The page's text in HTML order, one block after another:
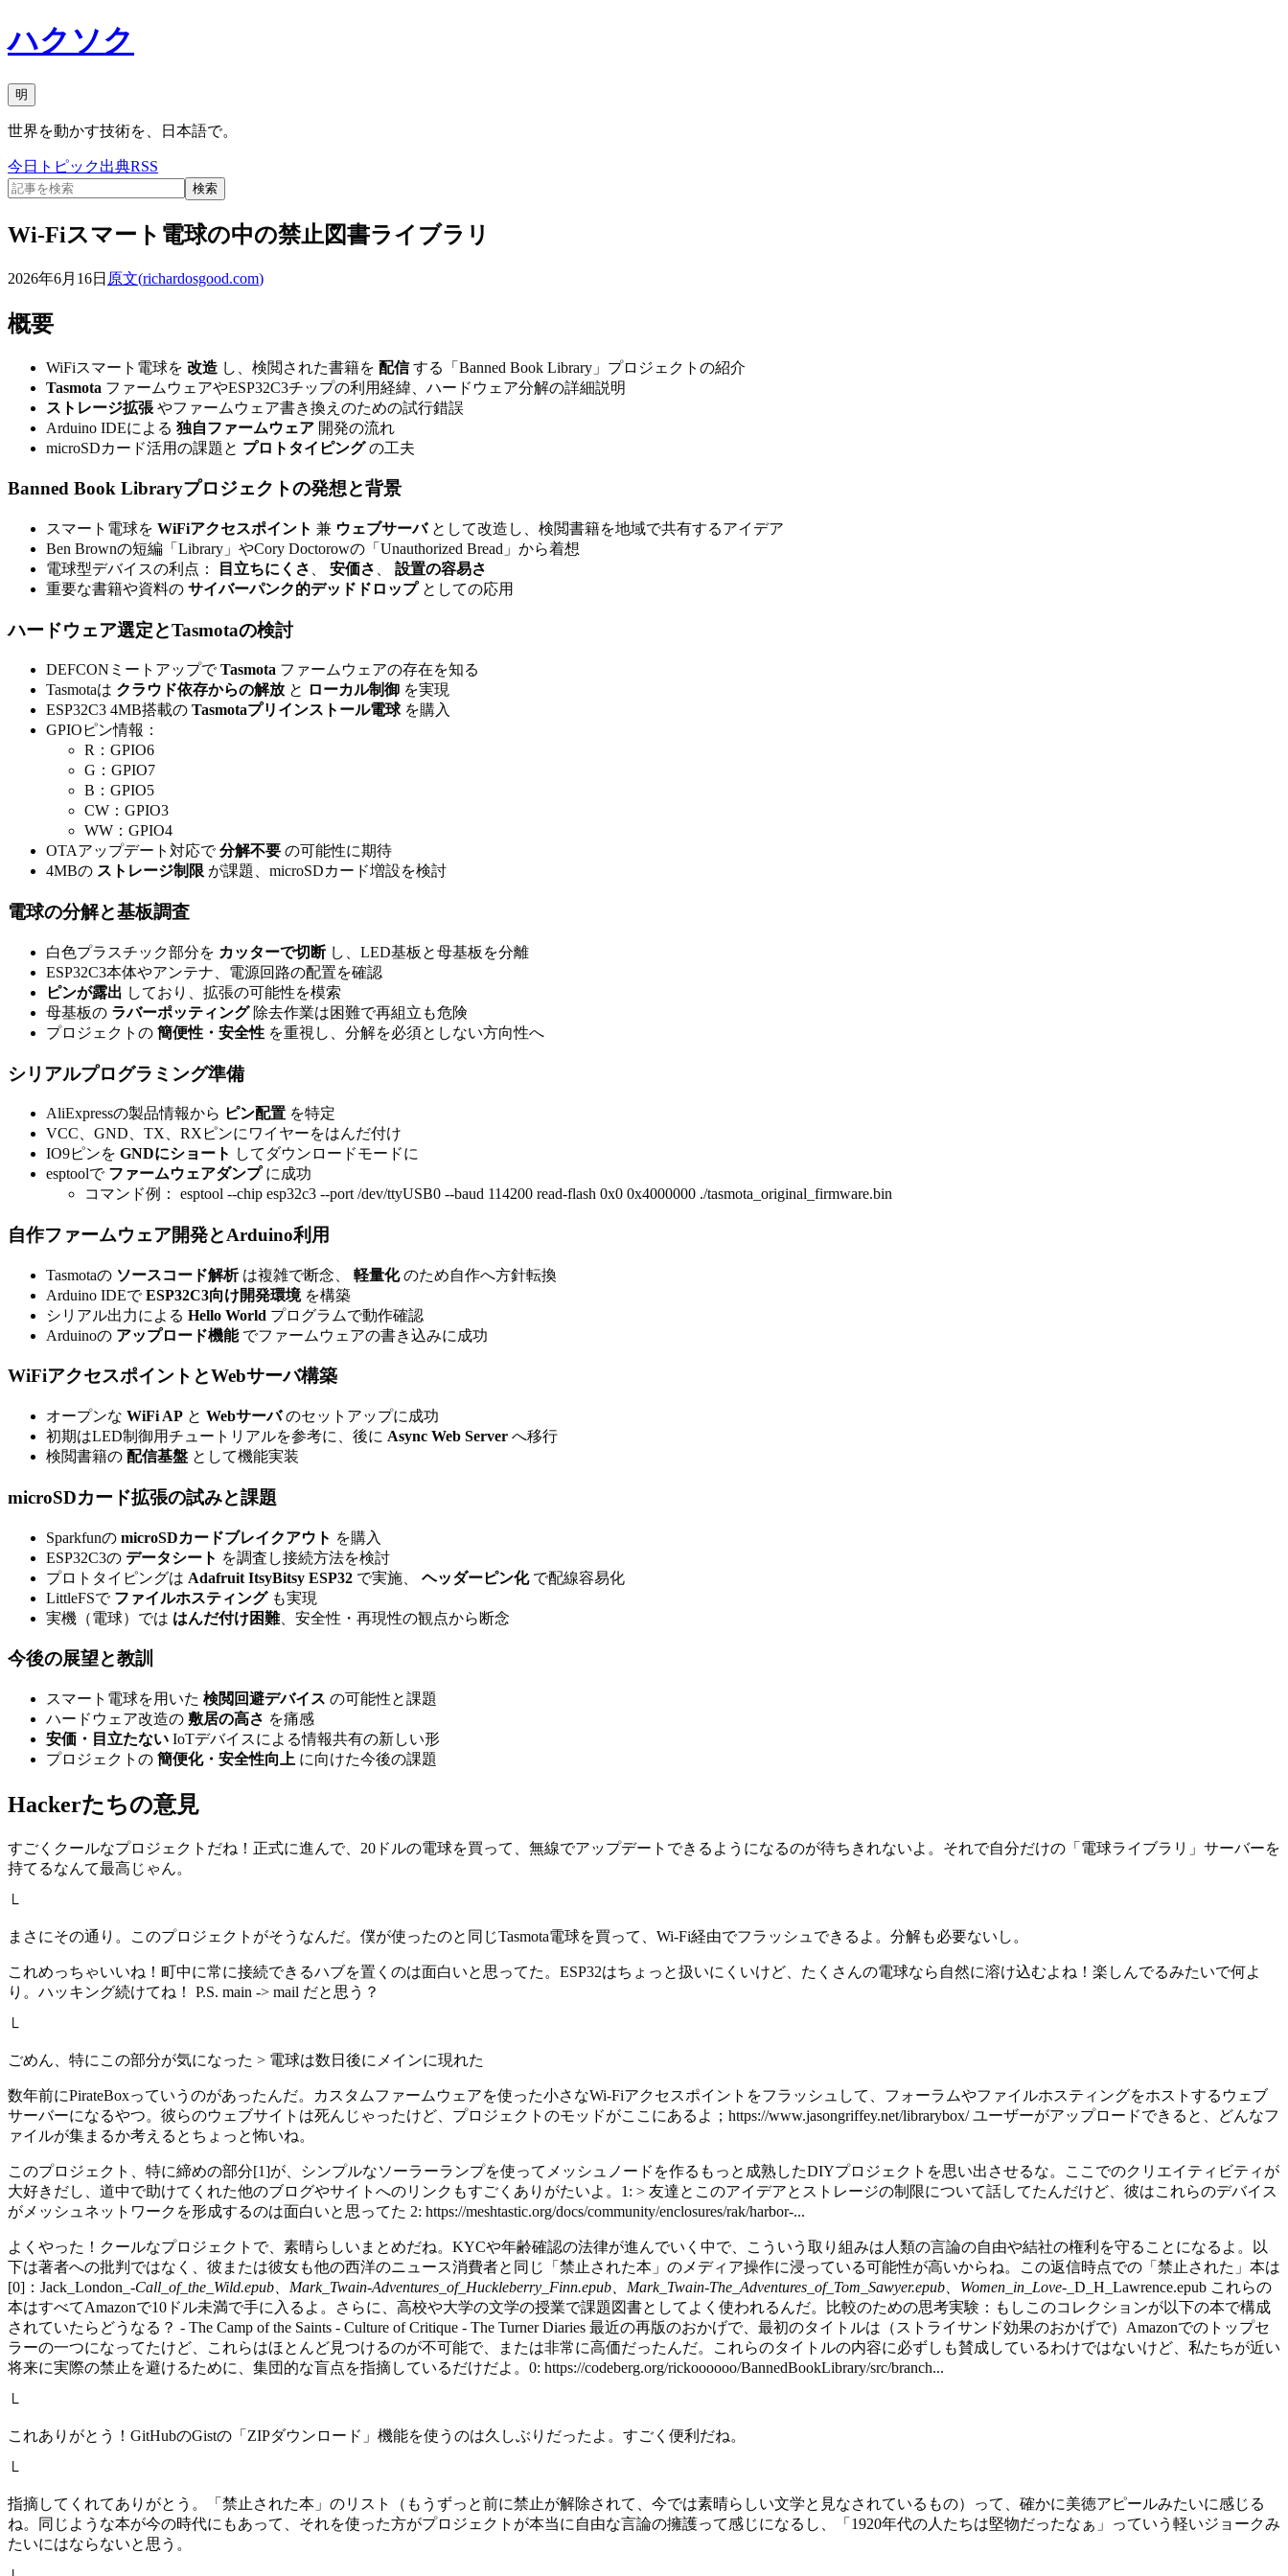
ハクソク
明
世界を動かす技術を、日本語で。
今日 トピック出典RSS
検索
Wi-Fiスマート電球の中の禁止図書ライブラリ
2026年6月16日 原文(richardosgood.com)
概要
WiFiスマート電球を 改造 し、検閲された書籍を 配信する「Banned Book Library」プロジェクトの紹介
Tasmota ファームウェアやESP32C3チップの利用経緯、ハードウェア分解の詳細説明
ストレージ拡張 やファームウェア書き換えのための試行錯誤
Arduino IDEによる 独自ファームウェア 開発の流れ
microSDカード活用の課題と プロトタイピングの工夫
Banned Book Libraryプロジェクトの発想と背景
スマート電球を WiFiアクセスポイント 兼 ウェブサーバとして改造し、検閲書籍を地域で共有するアイデア
Ben Brownの短編「Library」やCory Doctorowの「Unauthorized Bread」から着想
電球型デバイスの利点：
目立ちにくさ 安価さ
設置の容易さ
重要な書籍や資料の サイバーパンク的デッドドロップとしての応用
ハードウェア選定とTasmotaの検討
DEFCONミートアップでTasmota ファームウェアの存在を知る
Tasmotaは クラウド依存からの解放 と ローカル制御 を実現
ESP32C3 4MB搭載の Tasmotaプリインストール電球を購入
GPIOピン情報：
R：GPIO6
G：GPIO7
B：GPIO5
CW：GPIO3
WW：GPIO4
OTAアップデート対応で分解不要 の可能性に期待
4MBの ストレージ制限 が課題、microSDカード増設を検討
電球の分解と基板調査
白色プラスチック部分を カッターで切断し、LED基板と母基板を分離
ESP32C3本体やアンテナ、電源回路の配置を確認
ピンが露出 しており、拡張の可能性を模索
母基板の ラバーポッティング除去作業は困難で再組立も危険
プロジェクトの 簡便性・安全性 を重視し、分解を必須としない方向性へ
シリアルプログラミング準備
AliExpressの製品情報から ピン配置 を特定
VCC、GND、TX、RXピンにワイヤーをはんだ付け
IO9ピンを GNDにショート してダウンロードモードに
esptoolで ファームウェアダンプに成功
コマンド例： esptool --chip esp32c3 --port /dev/ttyUSB0 --baud 114200 read-flash 0x0 0x4000000 ./tasmota_original_firmware.bin
自作ファームウェア開発とArduino利用
Tasmotaの ソースコード解析は複雑で断念、 軽量化のため自作へ方針転換
Arduino IDEでESP32C3向け開発環境を構築
シリアル出力による Hello World プログラムで動作確認
Arduinoの アップロード機能でファームウェアの書き込みに成功
WiFiアクセスポイントとWebサーバ構築
オープンな WiFi AP と Webサーバのセットアップに成功
初期はLED制御用チュートリアルを参考に、後に Async Web Server へ移行
検閲書籍の 配信基盤 として機能実装
microSDカード拡張の試みと課題
Sparkfunの microSDカードブレイクアウト を購入
ESP32C3の データシート を調査し接続方法を検討
プロトタイピングは Adafruit ItsyBitsy ESP32 で実施、 ヘッダーピン化で配線容易化
LittleFSで ファイルホスティングも実現
実機（電球）では はんだ付け困難、安全性・再現性の観点から断念
今後の展望と教訓
スマート電球を用いた 検閲回避デバイス の可能性と課題
ハードウェア改造の 敷居の高さ を痛感
安価・目立たない IoTデバイスによる情報共有の新しい形
プロジェクトの 簡便化・安全性向上 に向けた今後の課題
Hackerたちの意見
すごくクールなプロジェクトだね！正式に進んで、20ドルの電球を買って、無線でアップデートできるようになるのが待ちきれないよ。それで自分だけの「電球ライブラリ」サーバーを
持てるなんて最高じゃん。
└
まさにその通り。このプロジェクトがそうなんだ。僕が使ったのと同じTasmota電球を買って、Wi-Fi経由でフラッシュできるよ。分解も必要ないし。
これめっちゃいいね！町中に常に接続できるハブを置くのは面白いと思ってた。ESP32はちょっと扱いにくいけど、たくさんの電球なら自然に溶け込むよね！楽しんでるみたいで何よ
り。ハッキング続けてね！ P.S. main -> mail だと思う？
└
ごめん、特にこの部分が気になった > 電球は数日後にメインに現れた
数年前にPirateBoxっていうのがあったんだ。カスタムファームウェアを使った小さなWi-Fiアクセスポイントをフラッシュして、フォーラムやファイルホスティングをホストするウェブ
サーバーになるやつ。彼らのウェブサイトは死んじゃったけど、プロジェクトのモッドがここにあるよ；https://www.jasongriffey.net/librarybox/ ユーザーがアップロードできると、どんなフ
ァイルが集まるか考えるとちょっと怖いね。
このプロジェクト、特に締めの部分[1]が、シンプルなソーラーランプを使ってメッシュノードを作るもっと成熟したDIYプロジェクトを思い出させるな。ここでのクリエイティビティが
大好きだし、道中で助けてくれた他のブログやサイトへのリンクもすごくありがたいよ。1: > 友達とこのアイデアとストレージの制限について話してたんだけど、彼はこれらのデバイス
がメッシュネットワークを形成するのは面白いと思ってた 2: https://meshtastic.org/docs/community/enclosures/rak/harbor-...
よくやった！クールなプロジェクトで、素晴らしいまとめだね。KYCや年齢確認の法律が進んでいく中で、こういう取り組みは人類の言論の自由や結社の権利を守ることになるよ。以
下は著者への批判ではなく、彼または彼女も他の西洋のニュース消費者と同じ「禁止された本」のメディア操作に浸っている可能性が高いからね。この返信時点での「禁止された」本は
[0]：Jack_London_-Call_of_the_Wild.epub、Mark_Twain-Adventures_of_Huckleberry_Finn.epub、Mark_Twain-The_Adventures_of_Tom_Sawyer.epub、Women_in_Love-_D_H_Lawrence.epub これらの
本はすべてAmazonで10ドル未満で手に入るよ。さらに、高校や大学の文学の授業で課題図書としてよく使われるんだ。比較のための思考実験：もしこのコレクションが以下の本で構成
されていたらどうなる？ - The Camp of the Saints - Culture of Critique - The Turner Diaries 最近の再版のおかげで、最初のタイトルは（ストライサンド効果のおかげで）Amazonでのトップセ
ラーの一つになってたけど、これらはほとんど見つけるのが不可能で、または非常に高価だったんだ。これらのタイトルの内容に必ずしも賛成しているわけではないけど、私たちが近い
将来に実際の禁止を避けるために、集団的な盲点を指摘しているだけだよ。0: https://codeberg.org/rickoooooo/BannedBookLibrary/src/branch...
└
これありがとう！GitHubのGistの「ZIPダウンロード」機能を使うのは久しぶりだったよ。すごく便利だね。
└
指摘してくれてありがとう。「禁止された本」のリスト（もうずっと前に禁止が解除されて、今では素晴らしい文学と見なされているもの）って、確かに美徳アピールみたいに感じる
ね。同じような本が今の時代にもあって、それを使った方がプロジェクトが本当に自由な言論の擁護って感じになるし、「1920年代の人たちは堅物だったなぁ」っていう軽いジョークみ
たいにはならないと思う。